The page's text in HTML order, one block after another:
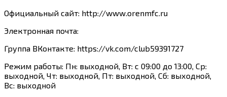
Официальный сайт: http://www.orenmfc.ru
Электронная почта:
Группа ВКонтакте: https://vk.com/club59391727
Режим работы: Пн: выходной, Вт: с 09:00 до 13:00, Ср:
выходной, Чт: выходной, Пт: выходной, Сб: выходной,
Вс: выходной